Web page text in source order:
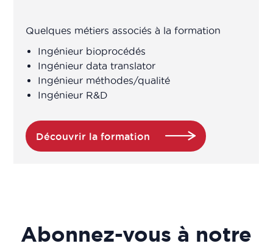
Chargé d'étude / Chef de projet
Chargé de projet en éducation pour
Chargé de projet en prévention,
éducation à la santé
santé
Quelques métiers associés à la formation
Ingénieur bioprocédés
Ingénieur data translator
Ingénieur méthodes/qualité
Ingénieur R&D
Découvrir la formation
Abonnez-vous à notre